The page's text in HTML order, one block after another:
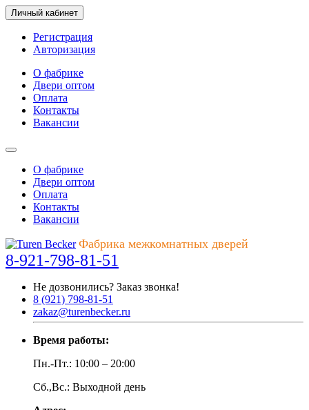
Личный кабинет
Регистрация
Авторизация
О фабрике
Двери оптом
Оплата
Контакты
Вакансии
О фабрике
Двери оптом
Оплата
Контакты
Вакансии
Фабрика межкомнатных дверей
8-921-798-81-51
Не дозвонились? Заказ звонка!
8 (921) 798-81-51
zakaz@turenbecker.ru
Время работы:
Пн.-Пт.: 10:00 – 20:00
Сб.,Вс.: Выходной день